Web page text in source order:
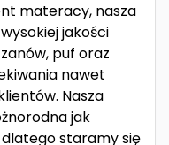
materacy, nasza
jakości
puf oraz
nawet
Nasza
jak
staramy się